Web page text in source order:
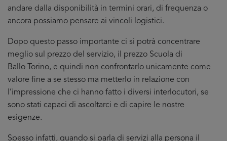
andare dalla disponibilità in termini orari, di frequenza o
ancora possiamo pensare ai vincoli logistici.
Dopo questo passo importante ci si potrà concentrare
meglio sul prezzo del servizio, il prezzo Scuola di
Ballo Torino, e quindi non confrontarlo unicamente come
valore fine a se stesso ma metterlo in relazione con
l’impressione che ci hanno fatto i diversi interlocutori, se
sono stati capaci di ascoltarci e di capire le nostre
esigenze.
Spesso infatti, quando si parla di servizi alla persona il